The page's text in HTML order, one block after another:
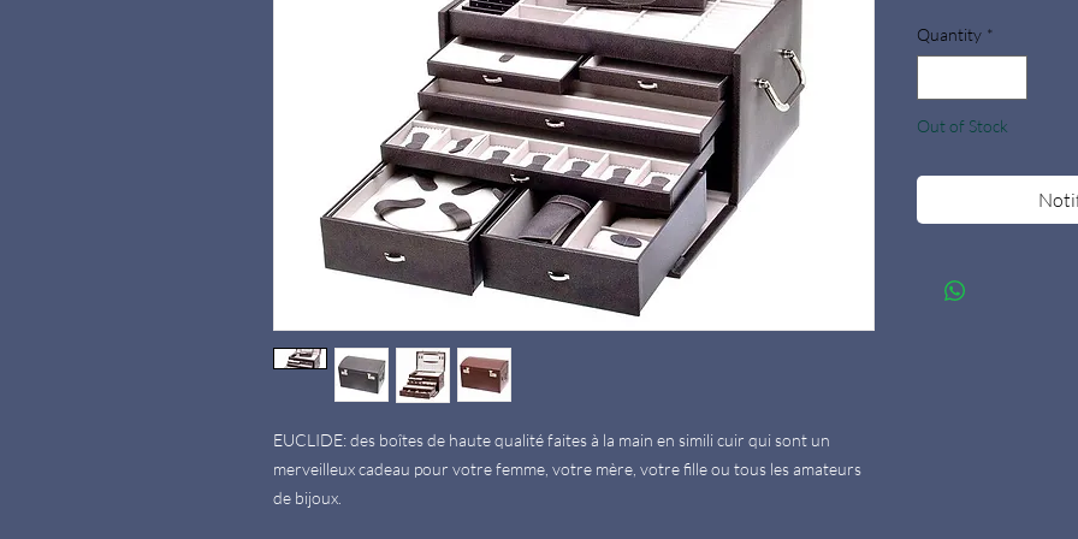
EUCLIDE: des boîtes de haute qualité faites à la main en simili cuir qui sont un
merveilleux cadeau pour votre femme, votre mère, votre fille ou tous les amateurs
de bijoux.
Quantity *
Out of Stock